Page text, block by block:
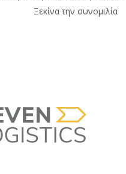
Ξεκίνα την συνομιλία